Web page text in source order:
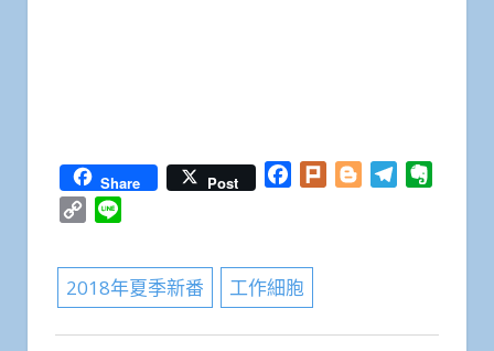
Share Post Facebook
Plurk BloggerTelegram
Copy
2018年夏季新番 工作細胞